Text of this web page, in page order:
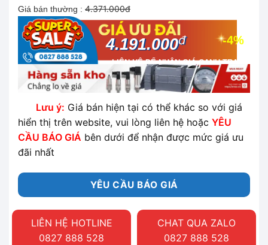
Giá bán thường : 4.371.000đ
-4%
4.191.000đ
LIÊN HỆ ĐỂ NHẬN GIÁ CẠNH TRANH
NHẤT THỊ TRƯỜNG
Lưu ý: Giá bán hiện tại có thể khác so với giá
hiển thị trên website, vui lòng liên hệ hoặc YÊU
CẦU BÁO GIÁ bên dưới để nhận được mức giá ưu
đãi nhất
YÊU CẦU BÁO GIÁ
LIÊN HỆ HOTLINE
0827 888 528
CHAT QUA ZALO
0827 888 528